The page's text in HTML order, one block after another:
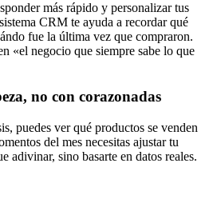
más rápido y personalizar tus
CRM te ayuda a recordar qué
fue la última vez que compraron.
«el negocio que siempre sabe lo que
no con corazonadas
puedes ver qué productos se venden
del mes necesitas ajustar tu
adivinar, sino basarte en datos reales.